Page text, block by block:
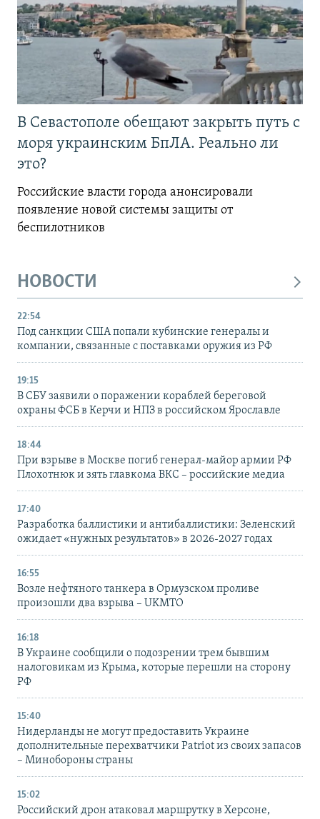
В Севастополе обещают закрыть путь с
моря украинским БпЛА. Реально ли
это?
Российские власти города анонсировали
появление новой системы защиты от
беспилотников
НОВОСТИ
22:54
Под санкции США попали кубинские генералы и
компании, связанные с поставками оружия из РФ
19:15
В СБУ заявили о поражении кораблей береговой
охраны ФСБ в Керчи и НПЗ в российском Ярославле
18:44
При взрыве в Москве погиб генерал-майор армии РФ
Плохотнюк и зять главкома ВКС – российские медиа
17:40
Разработка баллистики и антибаллистики: Зеленский
ожидает «нужных результатов» в 2026-2027 годах
16:55
Возле нефтяного танкера в Ормузском проливе
произошли два взрыва – UKMTO
16:18
В Украине сообщили о подозрении трем бывшим
налоговикам из Крыма, которые перешли на сторону
РФ
15:40
Нидерланды не могут предоставить Украине
дополнительные перехватчики Patriot из своих запасов
– Минобороны страны
15:02
Российский дрон атаковал маршрутку в Херсоне,